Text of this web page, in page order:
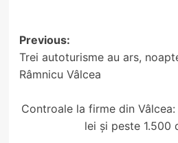
Post
navigation
Previous:
Trei autoturisme au ars,
Râmnicu Vâlcea
Controale la firme din
lei și peste 1.500